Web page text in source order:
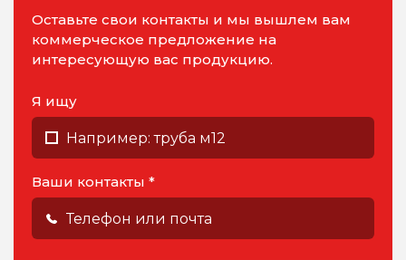
Оставьте свои контакты и мы вышлем вам
коммерческое предложение на
интересующую вас продукцию.
Я ищу
Ваши контакты *